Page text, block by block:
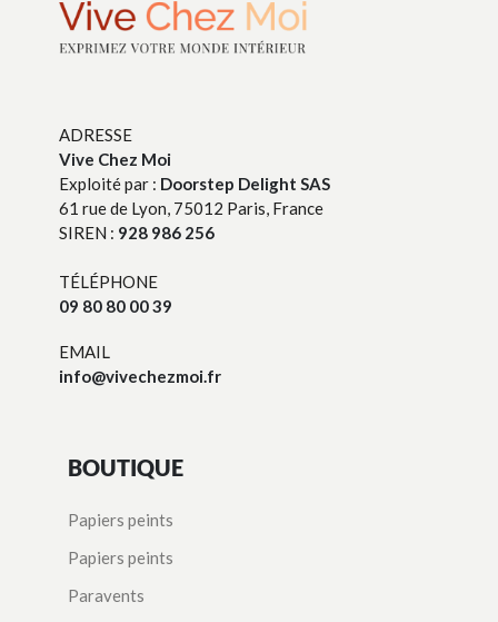
ADRESSE
Vive Chez Moi
Exploité par : Doorstep Delight SAS
61 rue de Lyon, 75012 Paris, France
SIREN : 928 986 256
TÉLÉPHONE
09 80 80 00 39
EMAIL
info@vivechezmoi.fr
BOUTIQUE
Papiers peints
Papiers peints
Paravents